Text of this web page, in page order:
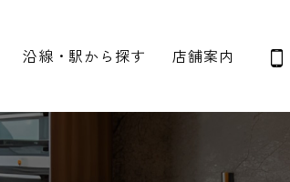
沿線・駅から探す 店舗案内